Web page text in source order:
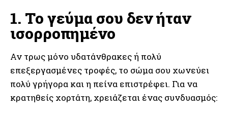
1. Το γεύμα σου δεν ήταν
ισορροπημένο
Αν τρως μόνο υδατάνθρακες ή πολύ
επεξεργασμένες τροφές, το σώμα σου χωνεύει
πολύ γρήγορα και η πείνα επιστρέφει. Για να
κρατηθείς χορτάτη, χρειάζεται ένας συνδυασμός: